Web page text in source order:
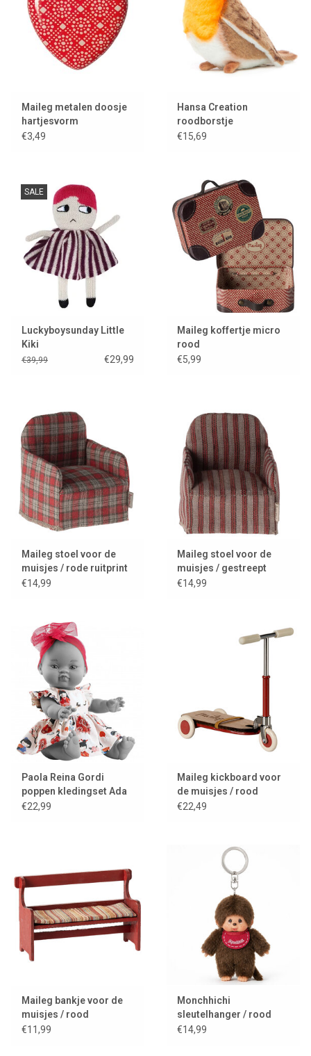
Maileg metalen doosje
hartjesvorm
€3,49
Hansa Creation
roodborstje
€15,69
SALE
Luckyboysunday Little
Kiki
€39,99 €29,99
Maileg koffertje micro
rood
€5,99
Maileg stoel voor de
muisjes / rode ruitprint
€14,99
Maileg stoel voor de
muisjes / gestreept
€14,99
Paola Reina Gordi
poppen kledingset Ada
€22,99
Maileg kickboard voor
de muisjes / rood
€22,49
Maileg bankje voor de
muisjes / rood
€11,99
Monchhichi
sleutelhanger / rood
slabbetje
€14,99